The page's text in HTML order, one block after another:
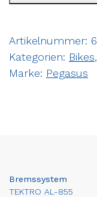
Artikelnummer:
Kategorien: Bikes,
Marke: Pegasus
Bremssystem
TEKTRO AL-855